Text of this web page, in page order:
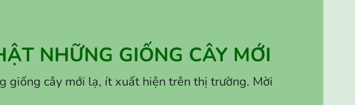
NHỮNG GIỐNG CÂY MỚI
giống cây mới lạ, ít xuất hiện trên thị trường. Mời